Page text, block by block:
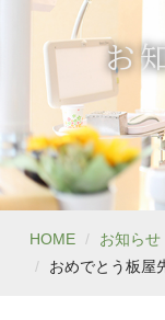
お
HOME お知ら
おめでとう板屋